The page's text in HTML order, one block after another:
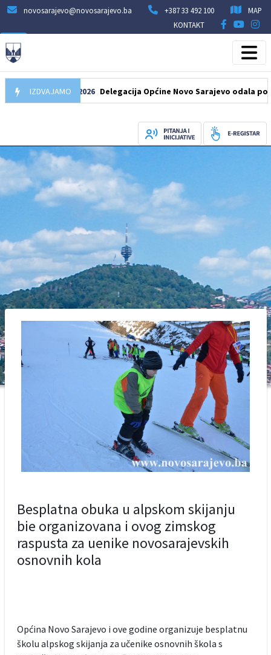
novosarajevo@novosarajevo.ba +387 33 492 100
MAP
KONTAKT
IZDVAJAMO
07.08.2026 Delegacija Općine Novo Sarajevo odala počast
Besplatna obuka u alpskom skijanju
bie organizovana i ovog zimskog
raspusta za uenike novosarajevskih
osnovnih kola
Općina Novo Sarajevo i ove godine organizuje besplatnu
školu alpskog skijanja za učenike osnovnih škola s